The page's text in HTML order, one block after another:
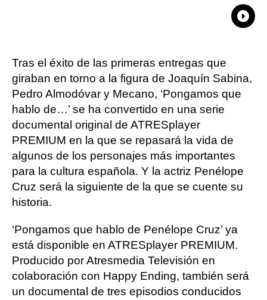
Tras el éxito de las primeras entregas que
giraban en torno a la figura de Joaquín Sabina,
Pedro Almodóvar y Mecano, ‘Pongamos que
hablo de…’ se ha convertido en una serie
documental original de ATRESplayer
PREMIUM en la que se repasará la vida de
algunos de los personajes más importantes
para la cultura española. Y la actriz Penélope
Cruz será la siguiente de la que se cuente su
historia.
‘Pongamos que hablo de Penélope Cruz’ ya
está disponible en ATRESplayer PREMIUM.
Producido por Atresmedia Televisión en
colaboración con Happy Ending, también será
un documental de tres episodios conducidos